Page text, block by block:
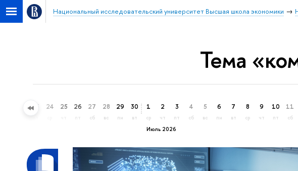
Национальный исследовательский университет Высшая школа экономики
Тема
23 24 25 26
пт
27
сб
28
вс
29
пн
30
вт
Июль 2026
1
ср
2
чт
3
пт
4
сб
5
вс
6
пн
7
вт
8
ср
9
чт
10
пт
11
сб